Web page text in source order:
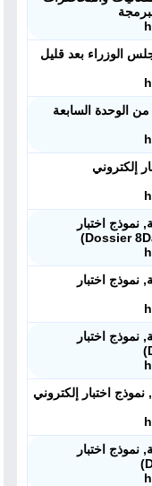
الوزراء بعد قليل
الوحدة السابعة
إلكتروني
اختبار
اختبار
اختبار
اختبار إلكتروني
اختبار